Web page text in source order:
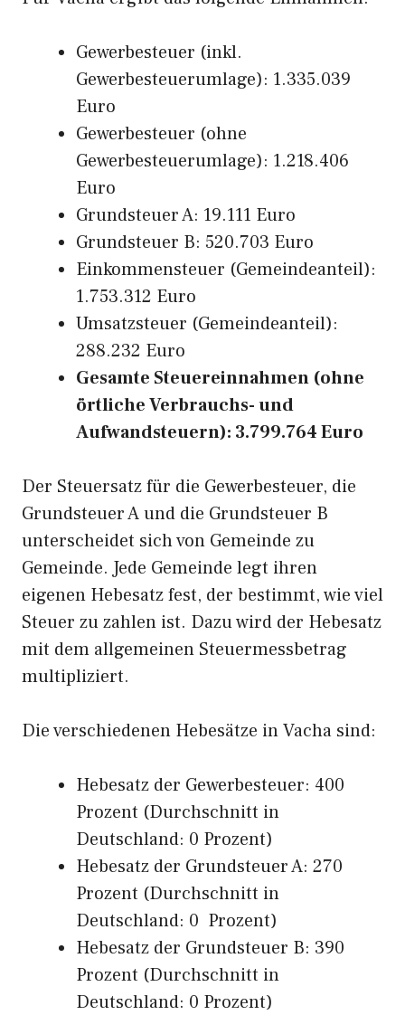
Gewerbesteuer (inkl.
Gewerbesteuerumlage): 1.335.039
Euro
Gewerbesteuer (ohne
Gewerbesteuerumlage): 1.218.406
Euro
Grundsteuer A: 19.111 Euro
Grundsteuer B: 520.703 Euro
Einkommensteuer (Gemeindeanteil):
1.753.312 Euro
Umsatzsteuer (Gemeindeanteil):
288.232 Euro
Gesamte Steuereinnahmen (ohne
örtliche Verbrauchs- und
Aufwandsteuern): 3.799.764 Euro
Der Steuersatz für die Gewerbesteuer, die
Grundsteuer A und die Grundsteuer B
unterscheidet sich von Gemeinde zu
Gemeinde. Jede Gemeinde legt ihren
eigenen Hebesatz fest, der bestimmt, wie viel
Steuer zu zahlen ist. Dazu wird der Hebesatz
mit dem allgemeinen Steuermessbetrag
multipliziert.
Die verschiedenen Hebesätze in Vacha sind:
Hebesatz der Gewerbesteuer: 400
Prozent (Durchschnitt in
Deutschland: 0 Prozent)
Hebesatz der Grundsteuer A: 270
Prozent (Durchschnitt in
Deutschland: 0 Prozent)
Hebesatz der Grundsteuer B: 390
Prozent (Durchschnitt in
Deutschland: 0 Prozent)